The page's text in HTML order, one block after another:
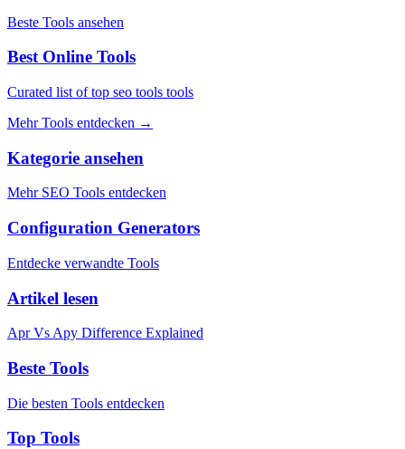
Beste Tools ansehen
Best Online Tools
Curated list of top seo tools tools
Mehr Tools entdecken →
Kategorie ansehen
Mehr SEO Tools entdecken
Configuration Generators
Entdecke verwandte Tools
Artikel lesen
Apr Vs Apy Difference Explained
Beste Tools
Die besten Tools entdecken
Top Tools